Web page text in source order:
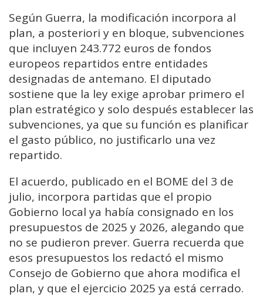
Según Guerra, la modificación incorpora al
plan, a posteriori y en bloque, subvenciones
que incluyen 243.772 euros de fondos
europeos repartidos entre entidades
designadas de antemano. El diputado
sostiene que la ley exige aprobar primero el
plan estratégico y solo después establecer las
subvenciones, ya que su función es planificar
el gasto público, no justificarlo una vez
repartido.
El acuerdo, publicado en el BOME del 3 de
julio, incorpora partidas que el propio
Gobierno local ya había consignado en los
presupuestos de 2025 y 2026, alegando que
no se pudieron prever. Guerra recuerda que
esos presupuestos los redactó el mismo
Consejo de Gobierno que ahora modifica el
plan, y que el ejercicio 2025 ya está cerrado.